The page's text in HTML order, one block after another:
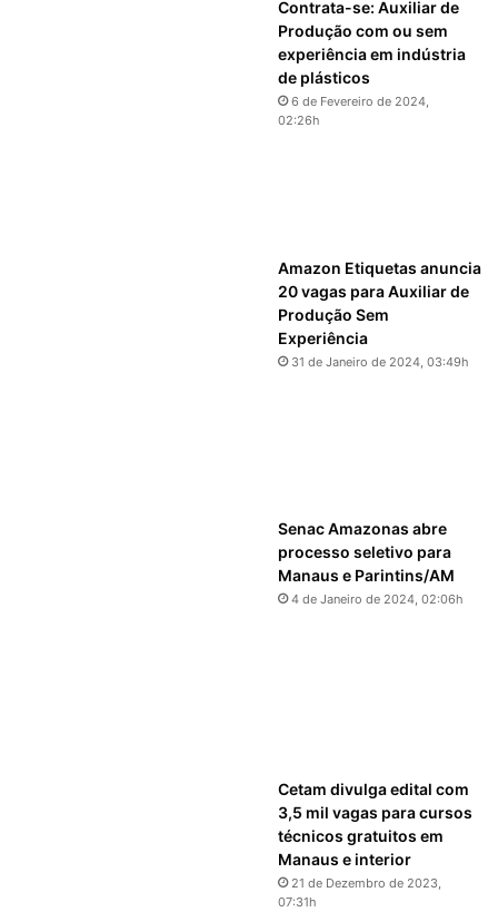
Contrata-se: Auxiliar de
Produção com ou sem
experiência em indústria
de plásticos
6 de Fevereiro de 2024,
02:26h
Amazon Etiquetas anuncia
20 vagas para Auxiliar de
Produção Sem
Experiência
31 de Janeiro de 2024, 03:49h
Senac Amazonas abre
processo seletivo para
Manaus e Parintins/AM
4 de Janeiro de 2024, 02:06h
Cetam divulga edital com
3,5 mil vagas para cursos
técnicos gratuitos em
Manaus e interior
21 de Dezembro de 2023,
07:31h